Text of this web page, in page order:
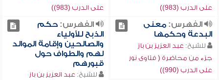
على الدرب (983))
على الدرب (983))
الفهرس:معنى
البدعة وحكمها
للشيخ: عبد العزيز بن باز
جزء من محاضرة ( فتاوى نور
على الدرب (990))
الفهرس:حكم
الذبح للأولياء
والصالحين وإقامة الموالد
لهم والطواف حول
قبورهم
للشيخ: عبد العزيز بن باز